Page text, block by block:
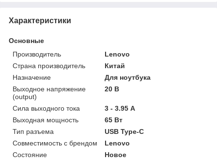
Характеристики
Основные
Производитель
Lenovo
Страна производитель
Китай
Назначение
Для ноутбука
Выходное напряжение
(output)
20 В
Сила выходного тока
3 - 3.95 А
Выходная мощность
65 Вт
Тип разъема
USB Type-C
Совместимость с брендом
Lenovo
Состояние
Новое